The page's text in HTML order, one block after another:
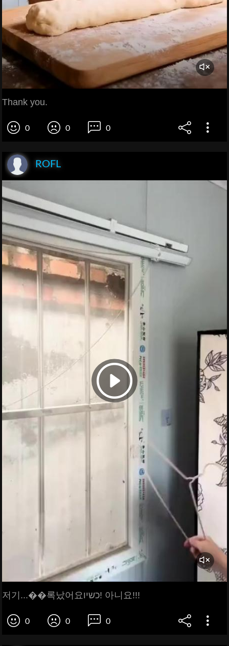
Thank you.
0 0 0
ROFL
저기...��록났어요כשיו! 아니요!!!
0 0 0